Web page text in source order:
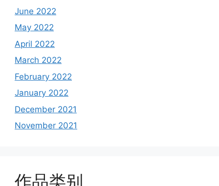
June 2022
May 2022
April 2022
March 2022
February 2022
January 2022
December 2021
November 2021
作品类别